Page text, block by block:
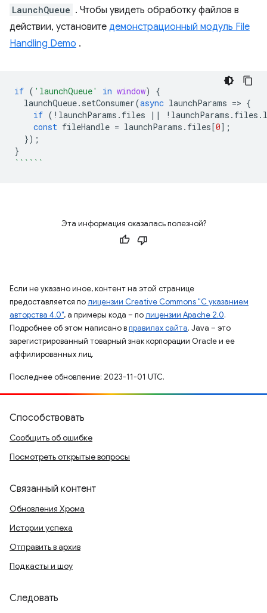
LaunchQueue . Чтобы увидеть обработку файлов в
действии, установите демонстрационный модуль File
Handling Demo .
if ( 'launchQueue' in window)
{
launchQueue. setConsumer(async launchParams => {
if ( ! launchParams . files || ! launchParams . files .
const fileHandle = launchParams . files[0];
});
}
``````
Эта информация оказалась полезной?
Если не указано иное, контент на этой странице
предоставляется полицензии Creative Commons "С указанием
авторства 4.0", а примеры кода – полицензии Apache 2.0.
Подробнее об этом написано вправилах сайта. Java – это
зарегистрированный товарный знак корпорации Oracle и ее
аффилированных лиц.
Последнее обновление: 2023-11-01 UTC.
Способствовать
Сообщить об ошибке
Посмотреть открытые вопросы
Связанный контент
Обновления Хрома
Истории успеха
Отправить в архив
Подкасты и шоу
Следовать